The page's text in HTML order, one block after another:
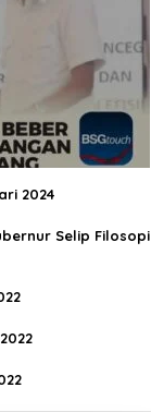
2024
Selip Filosopi